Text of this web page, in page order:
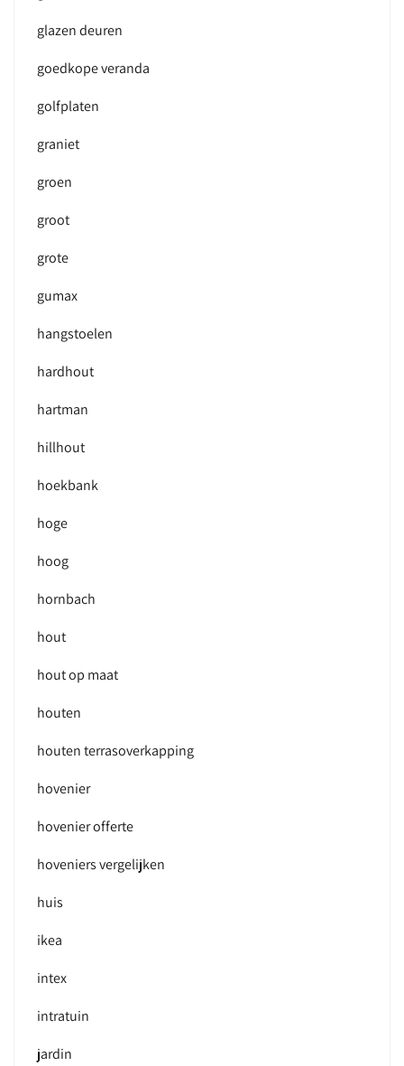
glazen deuren
goedkope veranda
golfplaten
graniet
groen
groot
grote
gumax
hangstoelen
hardhout
hartman
hillhout
hoekbank
hoge
hoog
hornbach
hout
hout op maat
houten
houten terrasoverkapping
hovenier
hovenier offerte
hoveniers vergelijken
huis
ikea
intex
intratuin
jardin